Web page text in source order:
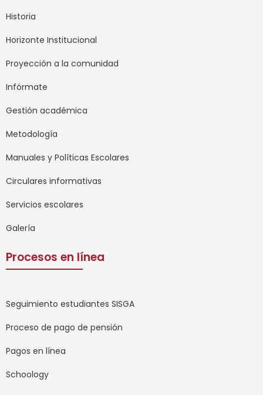
Historia
Horizonte Institucional
Proyección a la comunidad
Infórmate
Gestión académica
Metodología
Manuales y Políticas Escolares
Circulares informativas
Servicios escolares
Galería
Procesos en línea
Seguimiento estudiantes SISGA
Proceso de pago de pensión
Pagos en línea
Schoology